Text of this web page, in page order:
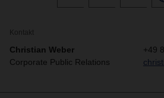
Kontakt
Christian Weber
Corporate Public Relations
+49